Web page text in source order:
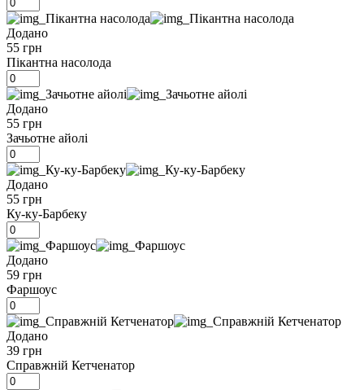
Додано
55 грн
Пікантна насолода
Додано
55 грн
Зачьотне айолі
Додано
55 грн
Ку-ку-Барбеку
Додано
59 грн
Фаршоус
Додано
39 грн
Справжній Кетченатор